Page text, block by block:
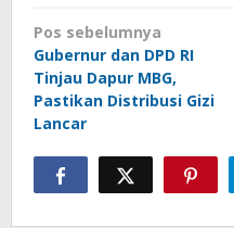
Navigasi
pos
Pos sebelumnya
Gubernur dan DPD RI
Tinjau Dapur MBG,
Pastikan Distribusi Gizi
Lancar